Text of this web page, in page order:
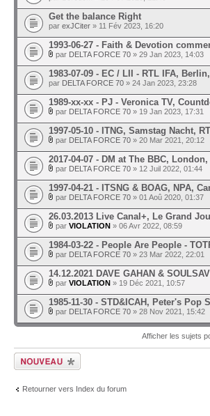
Get the balance Right
par exJCiter » 11 Fév 2023, 16:20
1993-06-27 - Faith & Devotion
par DELTA FORCE 70 » 29 Jan 2023, 14:03
1983-07-09 - EC / LII - RTL IFA,
par DELTA FORCE 70 » 24 Jan 2023, 23:28
1989-xx-xx - PJ - Veronica TV,
par DELTA FORCE 70 » 19 Jan 2023, 17:31
1997-05-10 - ITNG, Samstag Nacht,
par DELTA FORCE 70 » 20 Mar 2021, 20:12
2017-04-07 - DM at The BBC, London,
par DELTA FORCE 70 » 12 Juil 2022, 01:44
1997-04-21 - ITSNG & BOAG, NPA,
par DELTA FORCE 70 » 01 Aoû 2020, 01:37
26.03.2013 Live Canal+, Le Grand
par VIOLATION » 06 Avr 2022, 08:59
1984-03-22 - People Are People -
par DELTA FORCE 70 » 23 Mar 2022, 22:01
14.12.2021 DAVE GAHAN &
par VIOLATION » 19 Déc 2021, 10:57
1985-11-30 - STD&ICAH, Peter's Pop
par DELTA FORCE 70 » 28 Nov 2021, 15:42
Afficher les sujets
Ecrire un nouveau
sujet
Retourner vers Index du forum